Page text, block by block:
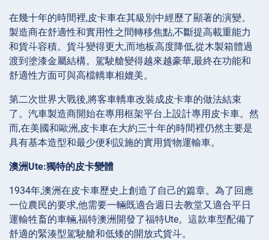
在幾十年的時間裡,皮卡車在其級別中經歷了顯著的演變。
製造商在舒適性和實用性之間轉移焦點,不斷提高載重能力
和貨斗容積。貨斗變得更大,而地板高度降低,從木製箱體過
渡到塗漆金屬結構。駕駛艙變得越來越豪華,最終在功能和
舒適性方面可與高檔轎車相媲美。
第二次世界大戰後,將客車轎車改裝成皮卡車的做法結束
了。汽車製造商開始在專用框架平台上設計專用皮卡車。然
而,在美國和歐洲,皮卡車在大約三十年的時間裡仍然主要是
具有基本造型和最少便利設施的實用貨物運輸車。
澳洲Ute:獨特的皮卡變體
1934年,澳洲在皮卡車歷史上創造了自己的篇章。為了回應
一位農民的要求,他需要一輛既適合週日去教堂又適合平日
運輸牲畜的車輛,福特澳洲開發了福特Ute。這款車型配備了
舒適的緊湊型駕駛艙和低矮的開放式貨斗。